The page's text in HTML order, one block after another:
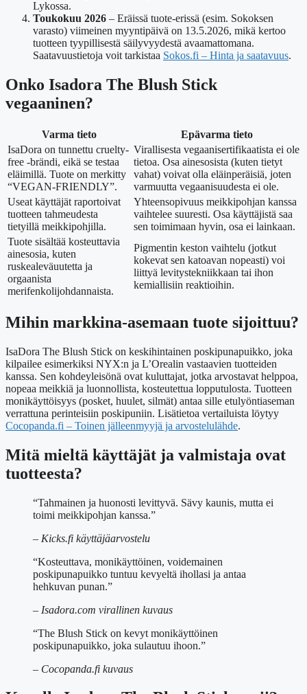
Lykossa.
Toukokuu 2026 – Eräissä tuote-erissä (esim. Sokoksen
varasto) viimeinen myyntipäivä on 13.5.2026, mikä kertoo
tuotteen tyypillisestä säilyvyydestä avaamattomana.
Saatavuustietoja voit tarkistaa Sokos.fi – Hinta ja saatavuus.
Onko Isadora The Blush Stick
vegaaninen?
Varma tieto
Epävarma tieto
IsaDora on tunnettu cruelty-
free -brändi, eikä se testaa
eläimillä. Tuote on merkitty
“VEGAN-FRIENDLY”.
Virallisesta vegaanisertifikaatista ei ole
tietoa. Osa ainesosista (kuten tietyt
vahat) voivat olla eläinperäisiä, joten
varmuutta vegaanisuudesta ei ole.
Useat käyttäjät raportoivat
tuotteen tahmeudesta
tietyillä meikkipohjilla.
Yhteensopivuus meikkipohjan kanssa
vaihtelee suuresti. Osa käyttäjistä saa
sen toimimaan hyvin, osa ei lainkaan.
Tuote sisältää kosteuttavia
ainesosia, kuten
ruskealeväuutetta ja
orgaanista
merifenkolijohdannaista.
Pigmentin keston vaihtelu (jotkut
kokevat sen katoavan nopeasti) voi
liittyä levitystekniikkaan tai ihon
kemiallisiin reaktioihin.
Mihin markkina-asemaan tuote sijoittuu?
IsaDora The Blush Stick on keskihintainen poskipunapuikko, joka
kilpailee esimerkiksi NYX:n ja L’Orealin vastaavien tuotteiden
kanssa. Sen kohdeyleisönä ovat kuluttajat, jotka arvostavat helppoa,
nopeaa meikkiä ja luonnollista, kosteutettua lopputulosta. Tuotteen
monikäyttöisyys (posket, huulet, silmät) antaa sille etulyöntiaseman
verrattuna perinteisiin poskipuniin. Lisätietoa vertailuista löytyy
Cocopanda.fi – Toinen jälleenmyyjä ja arvostelulähde.
Mitä mieltä käyttäjät ja valmistaja ovat
tuotteesta?
“Tahmainen ja huonosti levittyvä. Sävy kaunis, mutta ei
toimi meikkipohjan kanssa.”
– Kicks.fi käyttäjäarvostelu
“Kosteuttava, monikäyttöinen, voidemainen
poskipunapuikko tuntuu kevyeltä ihollasi ja antaa
hehkuvan punan.”
– Isadora.com virallinen kuvaus
“The Blush Stick on kevyt monikäyttöinen
poskipunapuikko, joka sulautuu ihoon.”
– Cocopanda.fi kuvaus